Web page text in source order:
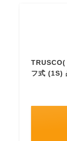
TRUSCO(
フ式 (1S)